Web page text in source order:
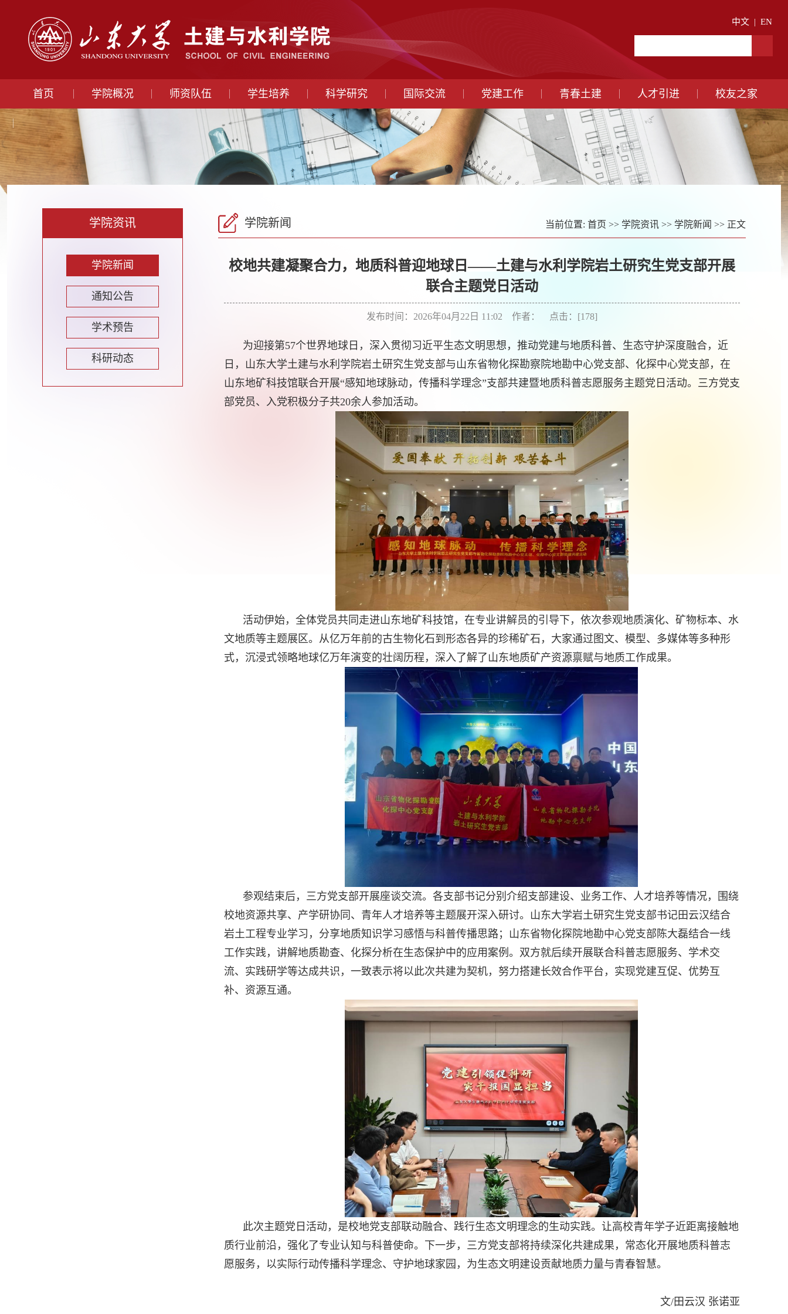
中文 | EN
首页 学院概况 师资队伍 学生培养 科学研究 国际交流 党建工作 青春土建 人才引进 校友之家
学院资讯
学院新闻
通知公告
学术预告
科研动态
学院新闻 当前位置: 首页 >> 学院资讯 >> 学院新闻 >> 正文
校地共建凝聚合力，地质科普迎地球日——土建与水利学院岩土研究生党支部开展
联合主题党日活动
发布时间：2026年04月22日 11:02 作者： 点击：[178]
为迎接第57个世界地球日，深入贯彻习近平生态文明思想，推动党建与地质科普、生态守护深度融合，近
日，山东大学土建与水利学院岩土研究生党支部与山东省物化探勘察院地勘中心党支部、化探中心党支部，在
山东地矿科技馆联合开展“感知地球脉动，传播科学理念”支部共建暨地质科普志愿服务主题党日活动。三方党支
部党员、入党积极分子共20余人参加活动。
活动伊始，全体党员共同走进山东地矿科技馆，在专业讲解员的引导下，依次参观地质演化、矿物标本、水
文地质等主题展区。从亿万年前的古生物化石到形态各异的珍稀矿石，大家通过图文、模型、多媒体等多种形
式，沉浸式领略地球亿万年演变的壮阔历程，深入了解了山东地质矿产资源禀赋与地质工作成果。
参观结束后，三方党支部开展座谈交流。各支部书记分别介绍支部建设、业务工作、人才培养等情况，围绕
校地资源共享、产学研协同、青年人才培养等主题展开深入研讨。山东大学岩土研究生党支部书记田云汉结合
岩土工程专业学习，分享地质知识学习感悟与科普传播思路；山东省物化探院地勘中心党支部陈大磊结合一线
工作实践，讲解地质勘查、化探分析在生态保护中的应用案例。双方就后续开展联合科普志愿服务、学术交
流、实践研学等达成共识，一致表示将以此次共建为契机，努力搭建长效合作平台，实现党建互促、优势互
补、资源互通。
此次主题党日活动，是校地党支部联动融合、践行生态文明理念的生动实践。让高校青年学子近距离接触地
质行业前沿，强化了专业认知与科普使命。下一步，三方党支部将持续深化共建成果，常态化开展地质科普志
愿服务，以实际行动传播科学理念、守护地球家园，为生态文明建设贡献地质力量与青春智慧。
文/田云汉 张诺亚